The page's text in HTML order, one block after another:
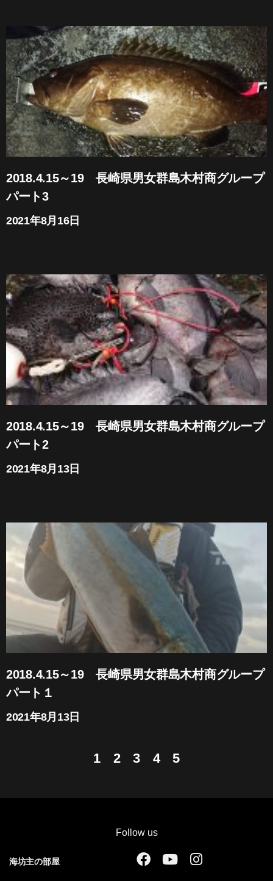
2018.4.15～19 長崎県男女群島木村商グループ
パート3
2021年8月16日
2018.4.15～19 長崎県男女群島木村商グループ
パート2
2021年8月13日
2018.4.15～19 長崎県男女群島木村商グループ
パート１
2021年8月13日
1 2 3 4 5
Follow us
海坊主の部屋
F
Y
I